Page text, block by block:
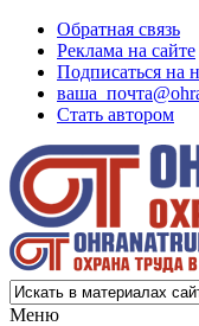
Обратная связь
Реклама на сайте
Подписаться на
Стать автором
Меню